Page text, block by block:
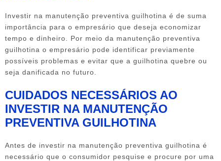
Investir na manutenção preventiva guilhotina é de suma
importância para o empresário que deseja economizar
tempo e dinheiro. Por meio da manutenção preventiva
guilhotina o empresário pode identificar previamente
possíveis problemas e evitar que a guilhotina quebre ou
seja danificada no futuro.
CUIDADOS NECESSÁRIOS AO
INVESTIR NA MANUTENÇÃO
PREVENTIVA GUILHOTINA
Antes de investir na manutenção preventiva guilhotina é
necessário que o consumidor pesquise e procure por uma